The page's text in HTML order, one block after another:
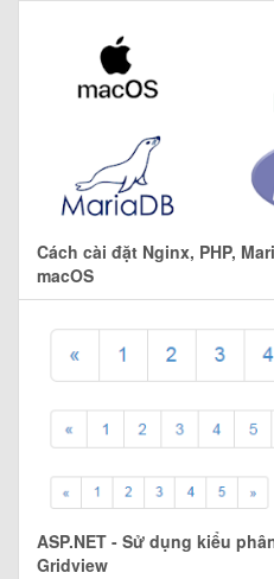
Cách cài đặt Nginx, PHP,
macOS
ASP.NET - Sử dụng kiểu
Gridview